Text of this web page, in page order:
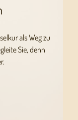
als Weg zu
Sie, denn